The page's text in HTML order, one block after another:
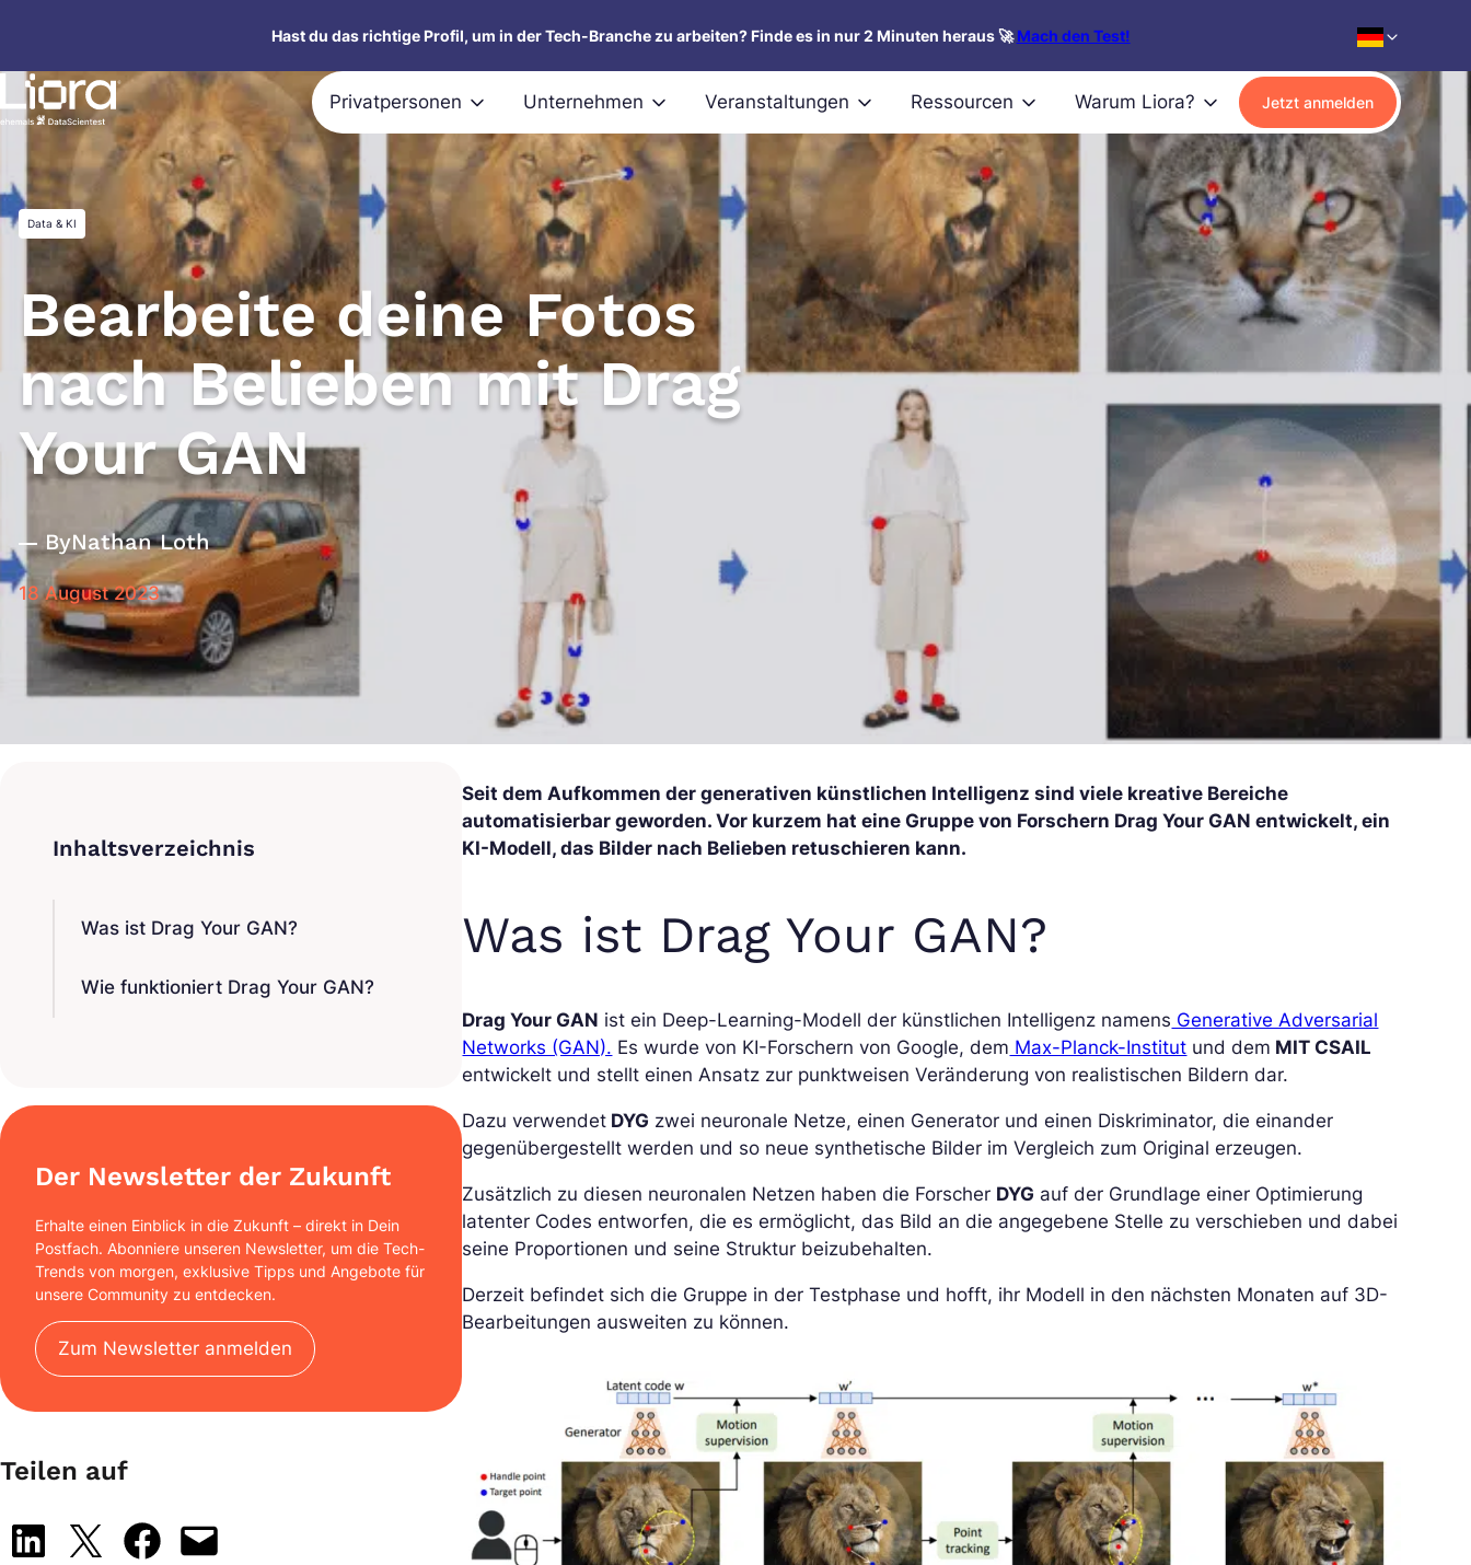
springen
Hast du das richtige Profil, um in der Tech-Branche zu arbeiten? Finde es in nur 2 Minuten heraus 🚀Mach den Test!
Privatpersonen Unternehmen Veranstaltungen Ressourcen Warum Liora? Jetzt anmelden
Data & KI
Bearbeite deine Fotos
nach Belieben mit Drag
Your GAN
ByNathan Loth
18 August 2023
Was ist Drag Your GAN?
Wie funktioniert Drag Your GAN?
Der Newsletter der Zukunft
Erhalte einen Einblick in die Zukunft – direkt in Dein
Postfach. Abonniere unseren Newsletter, um die Tech-
Trends von morgen, exklusive Tipps und Angebote für
unsere Community zu entdecken.
Zum Newsletter anmelden
Teilen auf
Share on LinkedIn
Share on X Share on Facebook
Email this Page
Seit dem Aufkommen der generativen künstlichen Intelligenz sind viele kreative Bereiche
automatisierbar geworden. Vor kurzem hat eine Gruppe von Forschern Drag Your GAN entwickelt, ein
KI-Modell, das Bilder nach Belieben retuschieren kann.
Was ist Drag Your GAN?
Drag Your GAN ist ein Deep-Learning-Modell der künstlichen Intelligenz namens Generative Adversarial
Networks (GAN). Es wurde von KI-Forschern von Google, dem Max-Planck-Institut und dem MIT CSAIL
entwickelt und stellt einen Ansatz zur punktweisen Veränderung von realistischen Bildern dar.
Dazu verwendet DYG zwei neuronale Netze, einen Generator und einen Diskriminator, die einander
gegenübergestellt werden und so neue synthetische Bilder im Vergleich zum Original erzeugen.
Zusätzlich zu diesen neuronalen Netzen haben die Forscher DYG auf der Grundlage einer Optimierung
latenter Codes entworfen, die es ermöglicht, das Bild an die angegebene Stelle zu verschieben und dabei
seine Proportionen und seine Struktur beizubehalten.
Derzeit befindet sich die Gruppe in der Testphase und hofft, ihr Modell in den nächsten Monaten auf 3D-
Bearbeitungen ausweiten zu können.